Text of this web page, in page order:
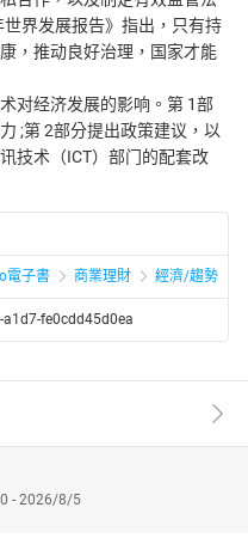
界发展报告》指出，只有持
，推动良好治理，国家才能
对经济发展的影响。第 1部
;第 2部分提出政策建议，以
技术（ICT）部门的配套改
電子書 商業理財 經濟/趨勢
fe0cdd45d0ea
- 2026/8/5